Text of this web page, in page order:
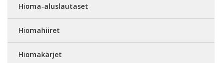
Hioma-aluslautaset
Hiomahiiret
Hiomakärjet